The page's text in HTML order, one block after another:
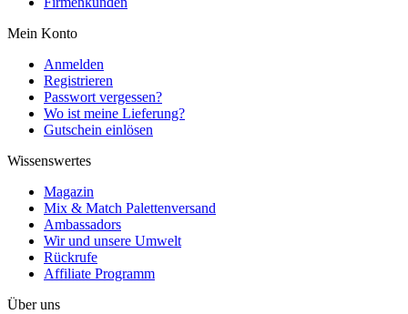
Mein Konto
Anmelden
Registrieren
Passwort vergessen?
Wo ist meine Lieferung?
Gutschein einlösen
Wissenswertes
Magazin
Mix & Match Palettenversand
Ambassadors
Wir und unsere Umwelt
Rückrufe
Affiliate Programm
Über uns